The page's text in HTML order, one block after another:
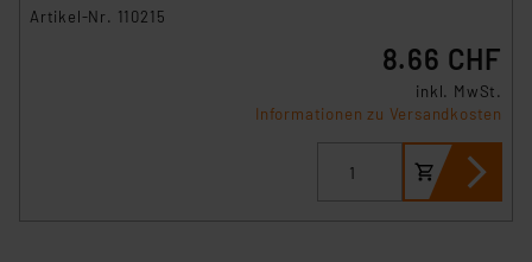
Artikel-Nr. 110215
8.66 CHF
inkl. MwSt.
Informationen zu Versandkosten